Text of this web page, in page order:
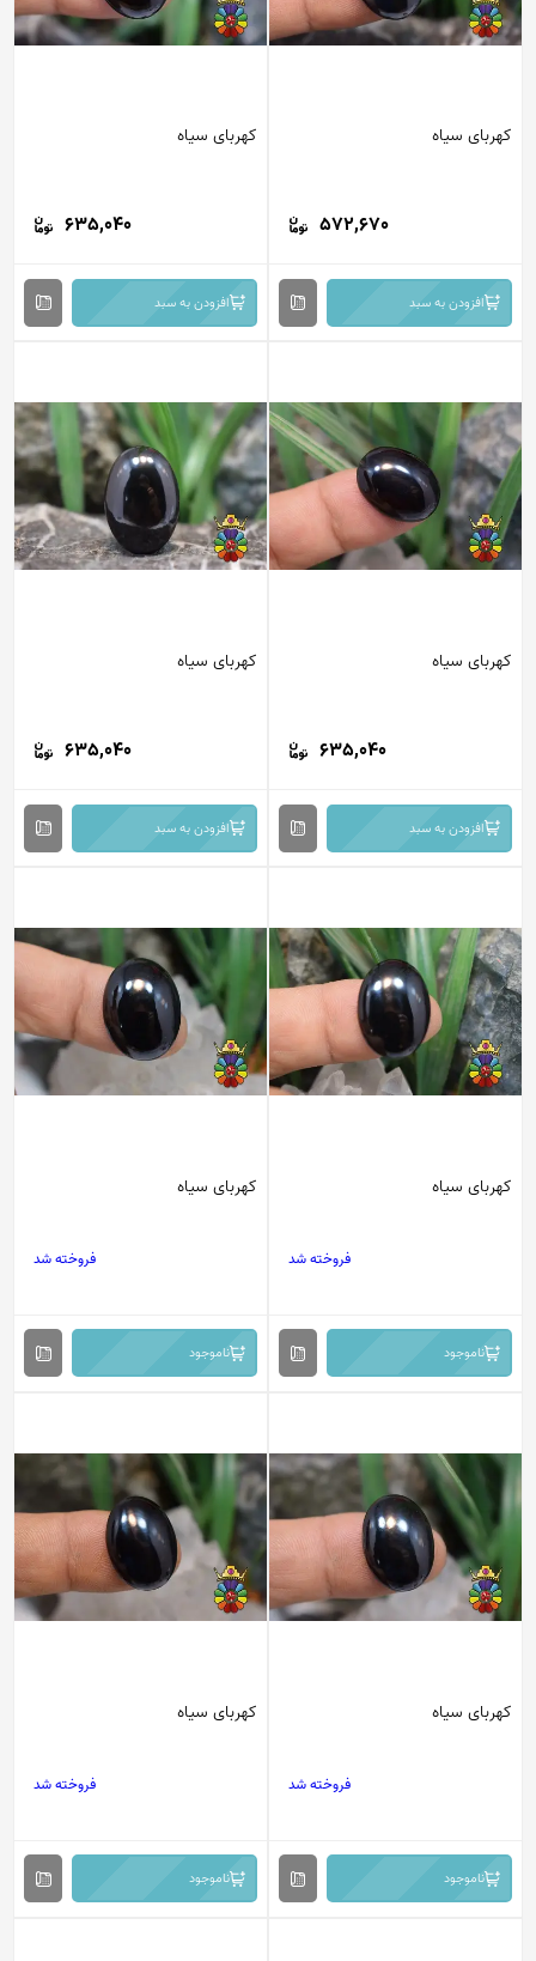
کهربای سیاه
572,670
افزودن به سبد
کهربای سیاه
635,040
افزودن به سبد
کهربای سیاه
635,040
افزودن به سبد
کهربای سیاه
635,040
افزودن به سبد
کهربای سیاه
فروخته شد
ناموجود
کهربای سیاه
فروخته شد
ناموجود
کهربای سیاه
فروخته شد
ناموجود
کهربای سیاه
فروخته شد
ناموجود